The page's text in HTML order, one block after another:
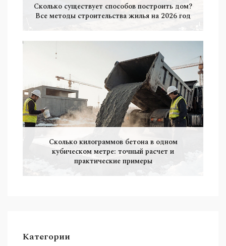
Сколько существует способов построить дом?
Все методы строительства жилья на 2026 год
Сколько килограммов бетона в одном
кубическом метре: точный расчет и
практические примеры
Категории